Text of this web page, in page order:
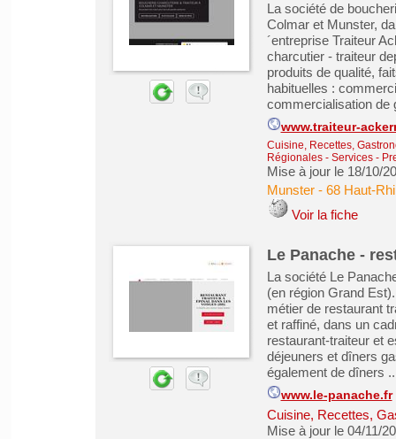
La société de
Colmar et Munster,
´entreprise Traiteur
charcutier - traiteur
produits de qualité,
habituelles :
commercialisation de
www.traiteur-
Cuisine, Recettes,
Régionales- Services -
Mise à jour le 18/10/
Munster- 68 Haut-
Voir la fiche
Le Panache -
La société Le
(en région Grand
métier de restaurant
et raffiné, dans un
restaurant-traiteur et
déjeuners et dîners
également de dîners
www.le-panache.fr
Cuisine, Recettes,
Mise à jour le 04/11/